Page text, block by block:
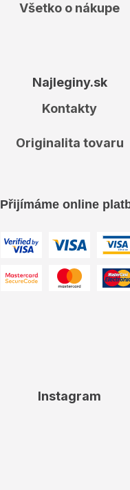
Všetko o nákupe
Najleginy.sk
Kontakty
Originalita tovaru
Přijímáme online
Instagram